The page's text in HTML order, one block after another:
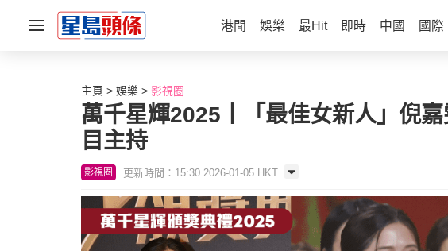
港聞 娛樂 最Hit 即時 中國 國際
主頁 娛樂 影視圈
萬千星輝2025丨「最佳女新人」倪
目主持
影視圈 更新時間：15:30 2026-01-05 HKT